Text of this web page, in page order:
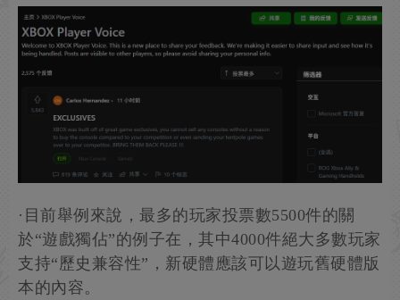
·目前舉例來說，最多的玩家投票數5500件的關
於“遊戲獨佔”的例子在，其中4000件絕大多數玩家
支持“歷史兼容性”，新硬體應該可以遊玩舊硬體版
本的內容。